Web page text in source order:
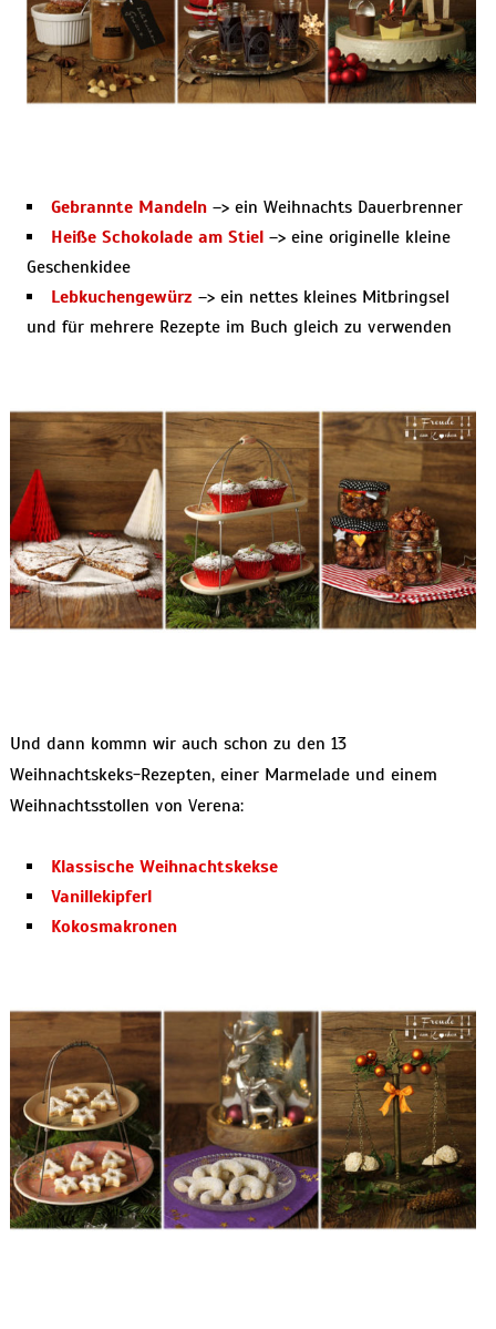
Gebrannte Mandeln –> ein Weihnachts Dauerbrenner
Heiße Schokolade am Stiel–> eine originelle kleine
Geschenkidee
Lebkuchengewürz –> ein nettes kleines Mitbringsel
und für mehrere Rezepte im Buch gleich zu verwenden
Und dann kommn wir auch schon zu den 13
Weihnachtskeks-Rezepten, einer Marmelade und einem
Weihnachtsstollen von Verena:
Klassische Weihnachtskekse
Vanillekipferl
Kokosmakronen